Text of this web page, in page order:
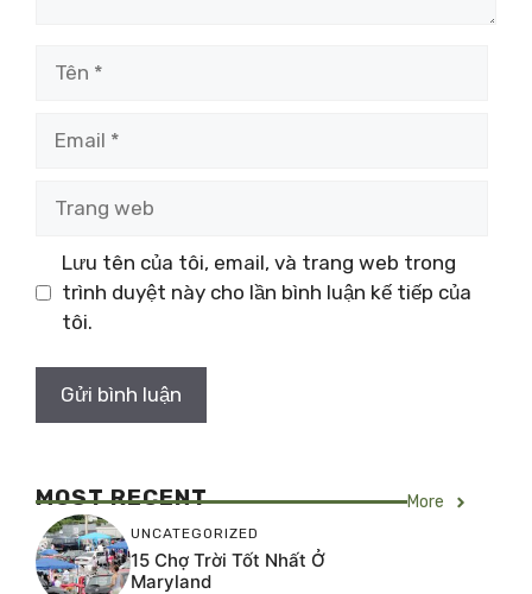
web
Lưu tên của tôi, email, và trang web trong
trình duyệt này cho lần bình luận kế tiếp của
tôi.
MOST RECENT More
UNCATEGORIZED
15 Chợ Trời Tốt Nhất Ở
Maryland